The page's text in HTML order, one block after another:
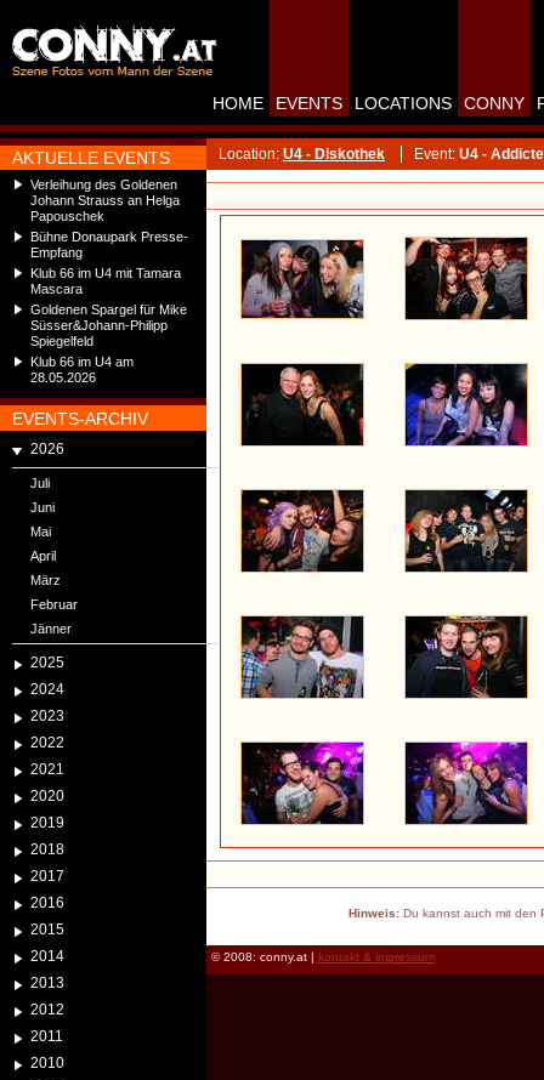
AKTUELLE EVENTS
Verleihung des Goldenen
Johann Strauss an Helga
Papouschek
Bühne Donaupark Presse-
Empfang
Klub 66 im U4 mit Tamara
Mascara
Goldenen Spargel für Mike
Süsser&Johann-Philipp
Spiegelfeld
Klub 66 im U4 am
28.05.2026
EVENTS-ARCHIV
2026
Juli
Juni
Mai
April
März
Februar
Jänner
2025
2024
2023
2022
2021
2020
2019
2018
2017
2016
2015
2014
2013
2012
2011
2010
HOME EVENTS LOCATIONS CONNY
Location: U4 - Diskothek Event: U4 -
Hinweis:Du kannst auch mit den
© 2008: conny.at | kontakt & impressum